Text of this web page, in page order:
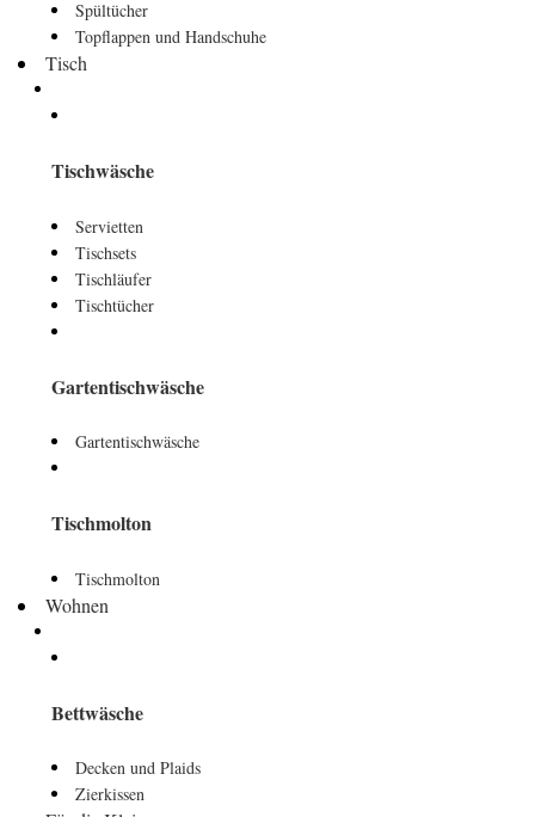
Spültücher
Topflappen und Handschuhe
Tisch
Tischwäsche
Servietten
Tischsets
Tischläufer
Tischtücher
Gartentischwäsche
Gartentischwäsche
Tischmolton
Tischmolton
Wohnen
Bettwäsche
Decken und Plaids
Zierkissen